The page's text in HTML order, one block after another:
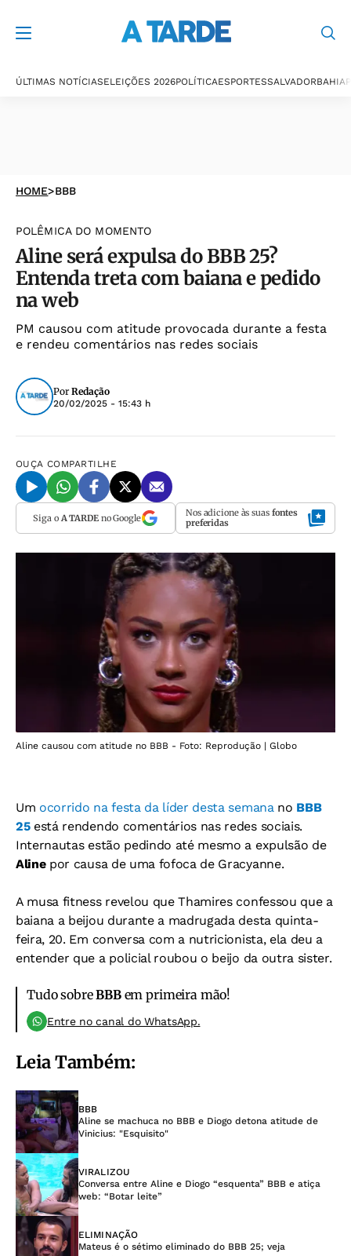
ÚLTIMAS NOTÍCIASELEIÇÕES 2026POLÍTICAESPORTESSALVADORBAHIA
HOME>BBB
POLÊMICA DO MOMENTO
Aline será expulsa do BBB 25?
Entenda treta com baiana e pedido
na web
PM causou com atitude provocada durante a festa
e rendeu comentários nas redes sociais
Por Redação
20/02/2025 - 15:43 h
OUÇA COMPARTILHE
Siga o A TARDEno Google Nos adicione às suas fontes
preferidas
Aline causou com atitude no BBB - Foto: Reprodução | Globo
Um ocorrido na festa da líder desta semanano BBB
25 está rendendo comentários nas redes sociais.
Internautas estão pedindo até mesmo a expulsão de
Alinepor causa de uma fofoca de Gracyanne.
A musa fitness revelou que Thamires confessou que a
baiana a beijou durante a madrugada desta quinta-
feira, 20. Em conversa com a nutricionista, ela deu a
entender que a policial roubou o beijo da outra sister.
Tudo sobreBBBem primeira mão!
Entre no canal do WhatsApp.
Leia Também:
BBB
Aline se machuca no BBB e Diogo detona atitude de
Vinicius: "Esquisito"
VIRALIZOU
Conversa entre Aline e Diogo “esquenta” BBB e atiça
web: “Botar leite”
ELIMINAÇÃO
Mateus é o sétimo eliminado do BBB 25; veja